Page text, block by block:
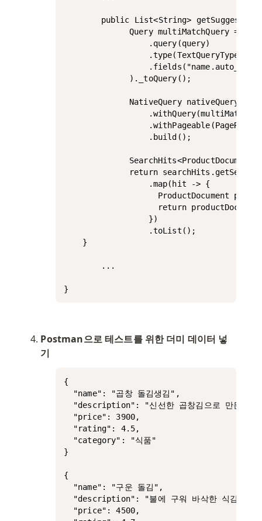
    }
}
Postman으로 테스트를 위한 더미 데이터 넣
기
{
  "name": "곱창 돌김생김",
"description": "신선한 곱창김으로 만든 전
  "price": 3900,
  "rating": 4.5,
  "category": "식품"
}
{
  "name": "구운 돌김",
"description": "불에 구워 바삭한 식감을 살
  "price": 4500,